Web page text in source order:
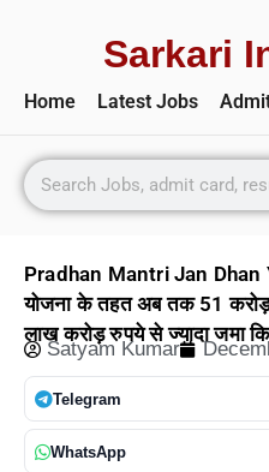
Sarkari
Home Latest Jobs
Pradhan Mantri Jan
योजना के तहत अब तक 51
लाख करोड़ रुपये से ज्यादा जमा
Satyam Kumar
Telegram
WhatsApp